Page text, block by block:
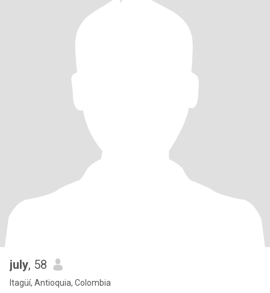
july, 58
Itagüí, Antioquia, Colombia